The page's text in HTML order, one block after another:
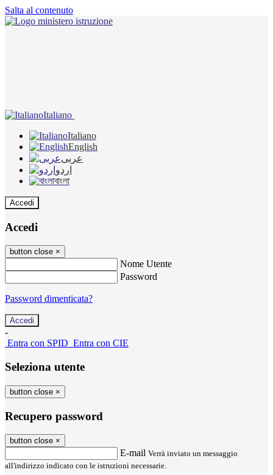
Salta al contenuto
Italiano
Italiano
English
عربى
اردو
বাংলা
Accedi
Accedi
button close ×
Nome Utente
Password
Password dimenticata?
-
Entra con SPID Entra con CIE
Seleziona utente
button close ×
Recupero password
button close ×
E-mail Verrà inviato un messaggio
all'indirizzo indicato con le istruzioni necessarie.